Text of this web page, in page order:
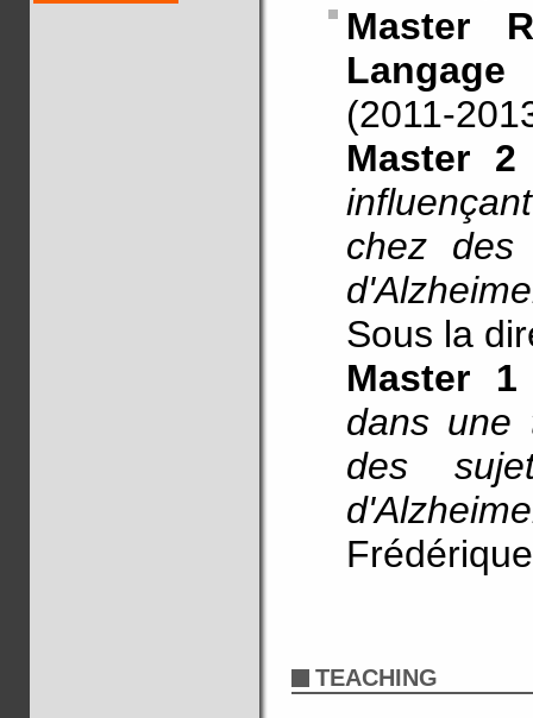
Master
(2011-
Master
chez
Sous la
Master
dans une
des
TEACHING